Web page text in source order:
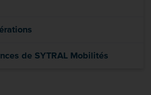
de SYTRAL Mobilités